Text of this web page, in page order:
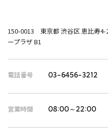
150-0013 東京都 渋谷区 恵比寿4-
ープラザ B1
電話番号 03-6456-3212
営業時間 08:00～22:00